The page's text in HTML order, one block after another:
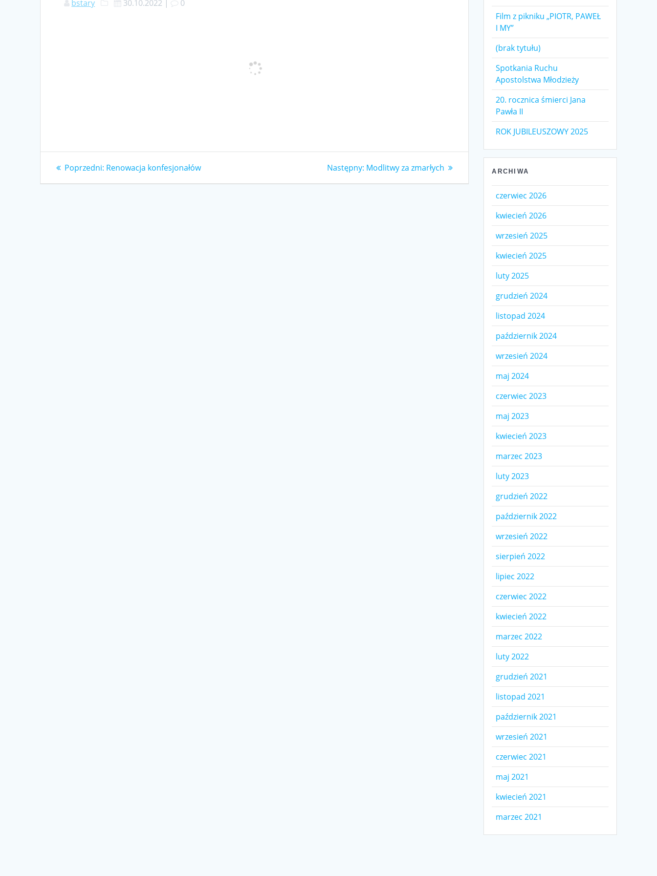
bstary 30.10.2022 | 0
Nawigacja
wpisu
Poprzedni: Poprzedni
Renowacja konfesjonałów Następny: Następny
Modlitwy za zmarłych
Film z pikniku „PIOTR, PAWEŁ
I MY”
(brak tytułu)
Spotkania Ruchu
Apostolstwa Młodzieży
20. rocznica śmierci Jana
Pawła II
ROK JUBILEUSZOWY 2025
ARCHIWA
czerwiec 2026
kwiecień 2026
wrzesień 2025
kwiecień 2025
luty 2025
grudzień 2024
listopad 2024
październik 2024
wrzesień 2024
maj 2024
czerwiec 2023
maj 2023
kwiecień 2023
marzec 2023
luty 2023
grudzień 2022
październik 2022
wrzesień 2022
sierpień 2022
lipiec 2022
czerwiec 2022
kwiecień 2022
marzec 2022
luty 2022
grudzień 2021
listopad 2021
październik 2021
wrzesień 2021
czerwiec 2021
maj 2021
kwiecień 2021
marzec 2021